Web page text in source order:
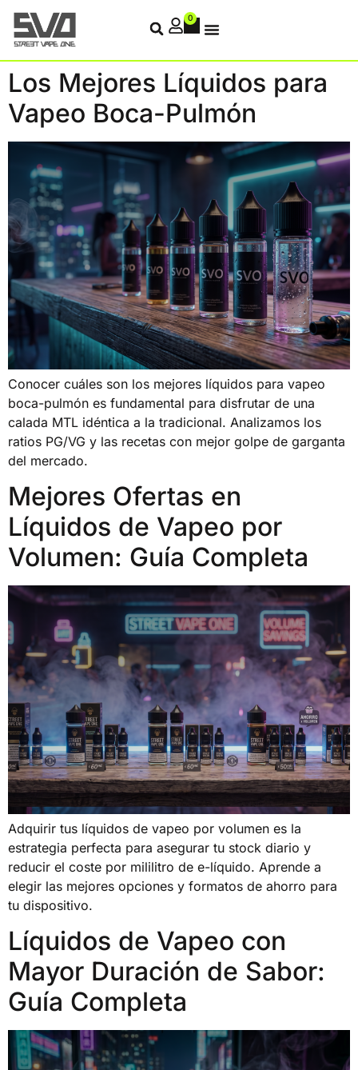
0
Los Mejores Líquidos para
Vapeo Boca-Pulmón
Conocer cuáles son los mejores líquidos para vapeo
boca-pulmón es fundamental para disfrutar de una
calada MTL idéntica a la tradicional. Analizamos los
ratios PG/VG y las recetas con mejor golpe de garganta
del mercado.
Mejores Ofertas en
Líquidos de Vapeo por
Volumen: Guía Completa
Adquirir tus líquidos de vapeo por volumen es la
estrategia perfecta para asegurar tu stock diario y
reducir el coste por mililitro de e-líquido. Aprende a
elegir las mejores opciones y formatos de ahorro para
tu dispositivo.
Líquidos de Vapeo con
Mayor Duración de Sabor:
Guía Completa